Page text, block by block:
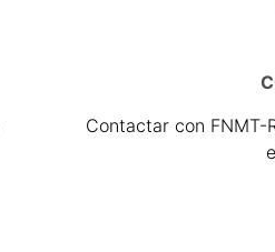
Contactar con